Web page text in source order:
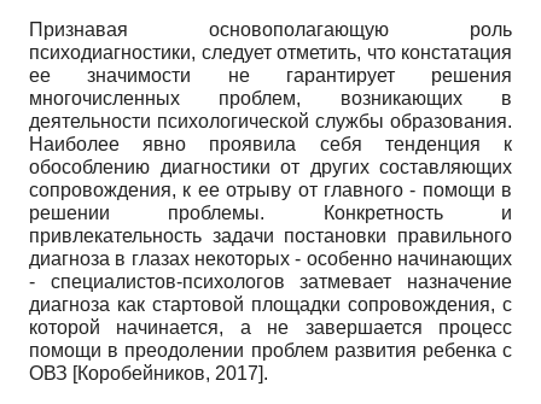
Признавая основополагающую роль
психодиагностики, следует отметить, что констатация
ее значимости не гарантирует решения
многочисленных проблем, возникающих в
деятельности психологической службы образования.
Наиболее явно проявила себя тенденция к
обособлению диагностики от других составляющих
сопровождения, к ее отрыву от главного - помощи в
решении проблемы. Конкретность и
привлекательность задачи постановки правильного
диагноза в глазах некоторых - особенно начинающих
- специалистов-психологов затмевает назначение
диагноза как стартовой площадки сопровождения, с
которой начинается, а не завершается процесс
помощи в преодолении проблем развития ребенка с
ОВЗ [Коробейников, 2017].